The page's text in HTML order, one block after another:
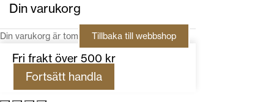
Din varukorg
Din varukorg är tom Tillbaka till webbshop
Fri frakt över 500 kr
Fortsätt handla